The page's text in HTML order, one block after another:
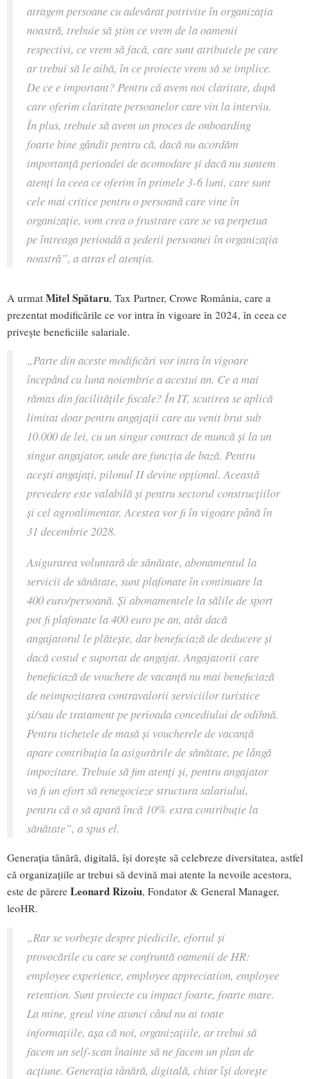
atragem persoane cu adevărat potrivite în organizația
noastră, trebuie să știm ce vrem de la oamenii
respectivi, ce vrem să facă, care sunt atributele pe care
ar trebui să le aibă, în ce proiecte vrem să se implice.
De ce e important? Pentru că avem noi claritate, după
care oferim claritate persoanelor care vin la interviu.
În plus, trebuie să avem un proces de onboarding
foarte bine gândit pentru că, dacă nu acordăm
importanță perioadei de acomodare și dacă nu suntem
atenți la ceea ce oferim în primele 3-6 luni, care sunt
cele mai critice pentru o persoană care vine în
organizație, vom crea o frustrare care se va perpetua
pe întreaga perioadă a șederii persoanei în organizația
noastră”, a atras el atenția.
A urmat Mitel Spătaru, Tax Partner, Crowe România, care a
prezentat modificările ce vor intra în vigoare în 2024, în ceea ce
privește beneficiile salariale.
„Parte din aceste modificări vor intra în vigoare
începând cu luna noiembrie a acestui an. Ce a mai
rămas din facilitățile fiscale? În IT, scutirea se aplică
limitat doar pentru angajații care au venit brut sub
10.000 de lei, cu un singur contract de muncă și la un
singur angajator, unde are funcția de bază. Pentru
acești angajați, pilonul II devine opțional. Această
prevedere este valabilă și pentru sectorul construcțiilor
și cel agroalimentar. Acestea vor fi în vigoare până în
31 decembrie 2028.
Asigurarea voluntară de sănătate, abonamentul la
servicii de sănătate, sunt plafonate în continuare la
400 euro/persoană. Și abonamentele la sălile de sport
pot fi plafonate la 400 euro pe an, atât dacă
angajatorul le plătește, dar beneficiază de deducere și
dacă costul e suportat de angajat. Angajatorii care
beneficiază de vouchere de vacanță nu mai beneficiază
de neimpozitarea contravalorii serviciilor turistice
și/sau de tratament pe perioada concediului de odihnă.
Pentru tichetele de masă și voucherele de vacanță
apare contribuția la asigurările de sănătate, pe lângă
impozitare. Trebuie să fim atenți și, pentru angajator
va fi un efort să renegocieze structura salariului,
pentru că o să apară încă 10% extra contribuție la
sănătate”, a spus el.
Generația tânără, digitală, își dorește să celebreze diversitatea, astfel
că organizațiile ar trebui să devină mai atente la nevoile acestora,
este de părere Leonard Rizoiu, Fondator & General Manager,
leoHR.
„Rar se vorbește despre piedicile, efortul și
provocările cu care se confruntă oamenii de HR:
employee experience, employee appreciation, employee
retention. Sunt proiecte cu impact foarte, foarte mare.
La mine, greul vine atunci când nu ai toate
informațiile, așa că noi, organizațiile, ar trebui să
facem un self-scan înainte să ne facem un plan de
acțiune. Generația tânără, digitală, chiar își dorește